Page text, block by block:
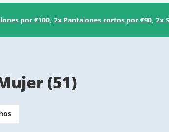
Slovenija
België (Nederlands)
Norge
por €100,2x Pantalones cortos por €90,2x
(51)